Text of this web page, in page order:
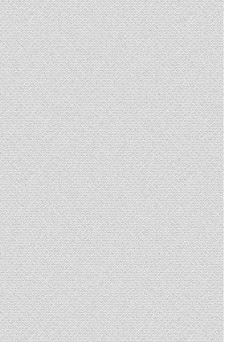
TN 5014
CẶP HỌC SINH MS:
TN 5013
CẶP HỌC SINH MS:
TN 5012